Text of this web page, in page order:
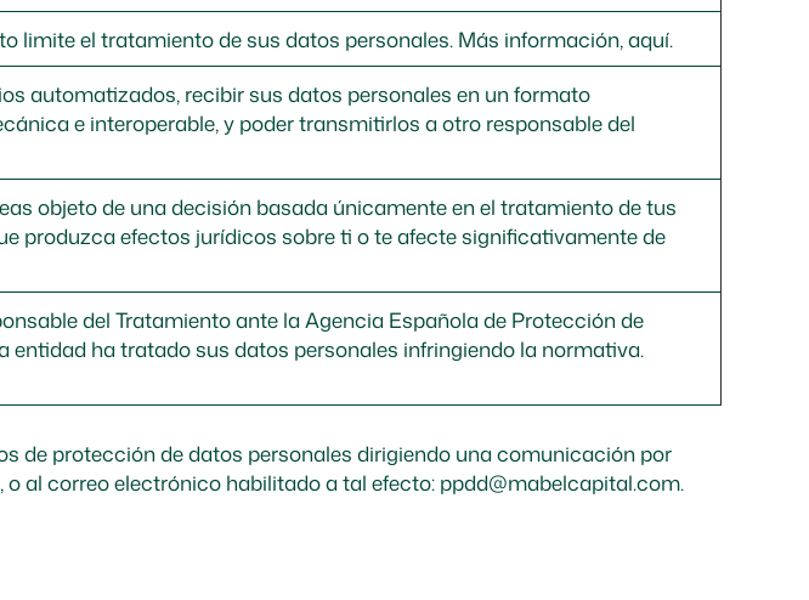
limite el tratamiento de sus datos personales. Más información, aquí.
automatizados, recibir sus datos personales en un formato
e interoperable, y poder transmitirlos a otro responsable del
objeto de una decisión basada únicamente en el tratamiento de tus
produzca efectos jurídicos sobre ti o te afecte significativamente de
del Tratamiento ante la Agencia Española de Protección de
entidad ha tratado sus datos personales infringiendo la normativa.
de protección de datos personales dirigiendo una comunicación por
, o al correo electrónico habilitado a tal efecto: ppdd@mabelcapital.com.